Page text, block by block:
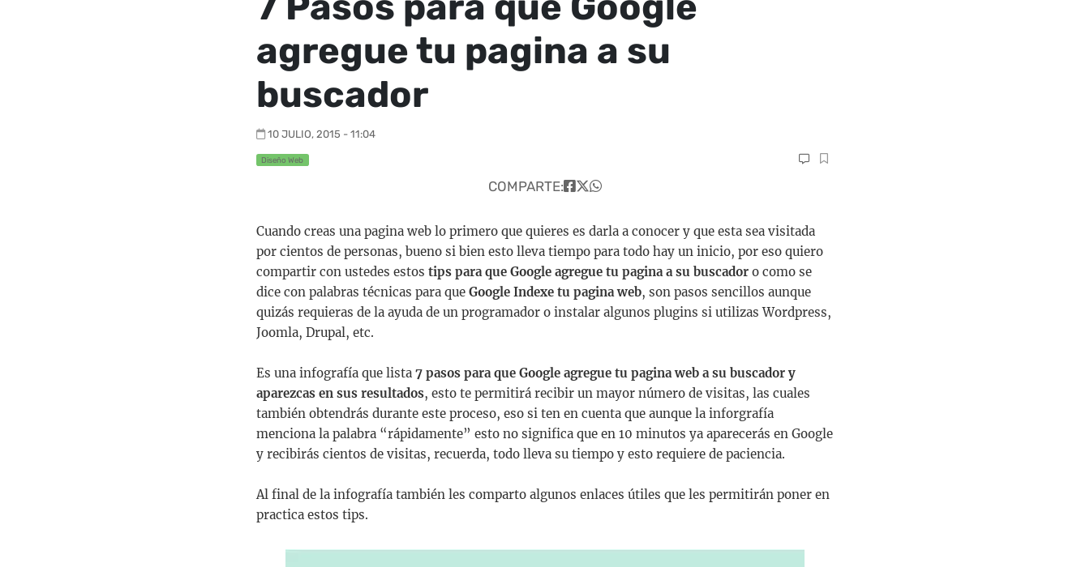
agregue tu pagina a su
buscador
10 JULIO, 2015 - 11:04
Diseño Web
COMPARTE:
Cuando creas una pagina web lo primero que quieres es darla a conocer y que esta sea visitada
por cientos de personas, bueno si bien esto lleva tiempo para todo hay un inicio, por eso quiero
compartir con ustedes estos tips para que Google agregue tu pagina a su buscador o como se
dice con palabras técnicas para que Google Indexe tu pagina web, son pasos sencillos aunque
quizás requieras de la ayuda de un programador o instalar algunos plugins si utilizas Wordpress,
Joomla, Drupal, etc.
Es una infografía que lista 7 pasos para que Google agregue tu pagina web a su buscador y
aparezcas en sus resultados, esto te permitirá recibir un mayor número de visitas, las cuales
también obtendrás durante este proceso, eso si ten en cuenta que aunque la inforgrafía
menciona la palabra “rápidamente” esto no significa que en 10 minutos ya aparecerás en Google
y recibirás cientos de visitas, recuerda, todo lleva su tiempo y esto requiere de paciencia.
Al final de la infografía también les comparto algunos enlaces útiles que les permitirán poner en
practica estos tips.